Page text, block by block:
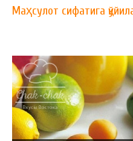
Маҳсулот сифатига